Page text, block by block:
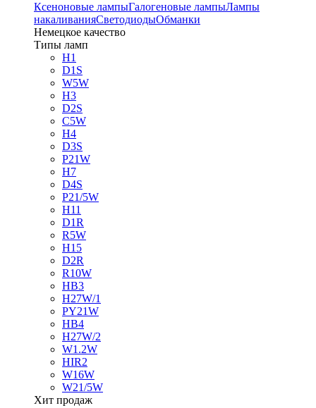
Ксеноновые лампыГалогеновые лампыЛампы
накаливанияСветодиодыОбманки
Немецкое качество
Типы ламп
H1
D1S
W5W
H3
D2S
C5W
H4
D3S
P21W
H7
D4S
P21/5W
H11
D1R
R5W
H15
D2R
R10W
HB3
H27W/1
PY21W
HB4
H27W/2
W1.2W
HIR2
W16W
W21/5W
Хит продаж